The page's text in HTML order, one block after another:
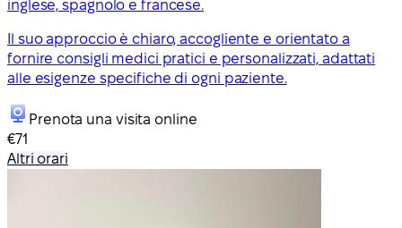
inglese, spagnolo e francese.
Il suo approccio è chiaro, accogliente e orientato a
fornire consigli medici pratici e personalizzati, adattati
alle esigenze specifiche di ogni paziente.
Prenota una visita online
€71
Altri orari